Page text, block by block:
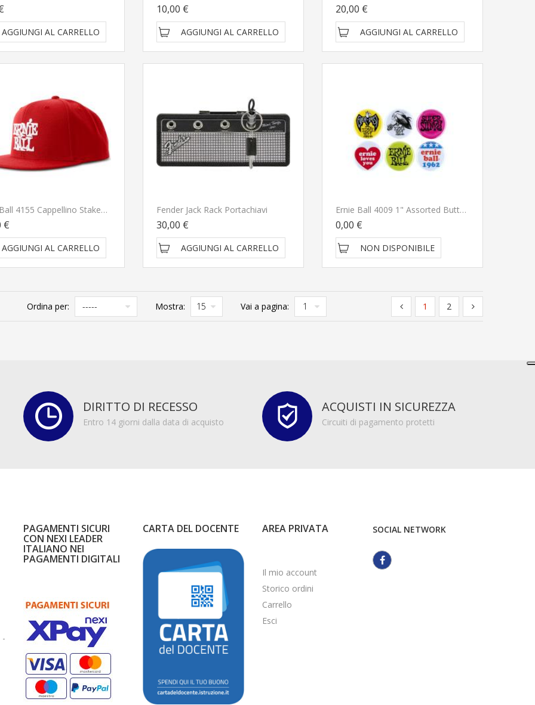
AGGIUNGI AL CARRELLO
10,00 €
AGGIUNGI AL CARRELLO
20,00 €
AGGIUNGI AL CARRELLO
Ernie Ball 4155 Cappellino Staked Rosso Con Logo Ricamato CONSEGNATO A DOMICILIO IN 1-2 GIORNI
€
AGGIUNGI AL CARRELLO
Fender Jack Rack Portachiavi
30,00 €
AGGIUNGI AL CARRELLO
Ernie Ball 4009 1" Assorted Buttons Spilla
0,00 €
NON DISPONIBILE
Ordina per: Mostra: Vai a pagina: 1 2
DIRITTO DI RECESSO
Entro 14 giorni dalla data di acquisto
ACQUISTI IN SICUREZZA
Circuiti di pagamento protetti
-
PAGAMENTI SICURI
CON NEXI LEADER
ITALIANO NEI
PAGAMENTI DIGITALI
CARTA DEL DOCENTE AREA PRIVATA
Il mio account
Storico ordini
Carrello
Esci
SOCIAL NETWORK